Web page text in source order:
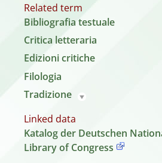
Related term
Bibliografia testuale
Critica letteraria
Edizioni critiche
Filologia
Tradizione
Linked data
Katalog der Deutschen
Library of Congress